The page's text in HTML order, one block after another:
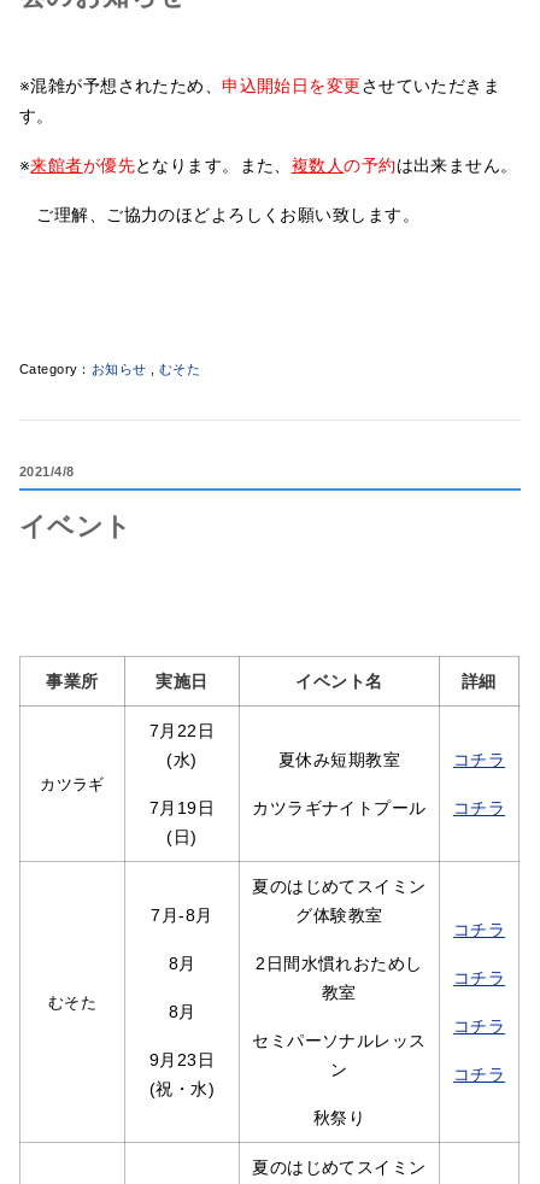
※混雑が予想されたため、申込開始日を変更させていただきま
す。
※来館者が優先となります。また、 複数人の予約は出来ません。
ご理解、ご協力のほどよろしくお願い致します。
お知らせ むそた
2021 4/8
イベント
事業所 実施日 イベント名 詳細
カツラギ
7月22日
(水)
7月19日
(日)
夏休み短期教室
カツラギナイトプール
コチラ
コチラ
むそた
7月-8月
8月
8月
9月23日
(祝・水)
夏のはじめてスイミン
グ体験教室
2日間水慣れおためし
教室
セミパーソナルレッス
ン
秋祭り
コチラ
コチラ
コチラ
コチラ
夏のはじめてスイミン